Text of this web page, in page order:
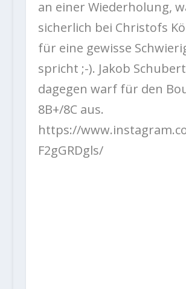
an einer Wiederholung,
sicherlich bei Christofs
für eine gewisse
spricht ;-). Jakob Schubert
dagegen warf für den
8B+/8C aus.
https://
F2gGRDgls/